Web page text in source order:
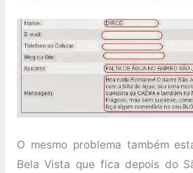
O mesmo problema também
Bela Vista que fica depois do